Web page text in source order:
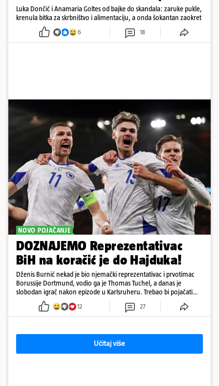
Luka Dončić i Anamaria Goltes od bajke do skandala: zaruke pukle,
krenula bitka za skrbništvo i alimentaciju, a onda šokantan zaokret
6 18
NOVO POJAČANJE
DOZNAJEMO Reprezentativac
BiH na koračić je do Hajduka!
Dženis Burnić nekad je bio njemački reprezentativac i prvotimac
Borussije Dortmund, vodio ga je Thomas Tuchel, a danas je
slobodan igrač nakon epizode u Karlsruheru. Trebao bi pojačati
konkurenciju u veznom redu
12 27
Učitaj više